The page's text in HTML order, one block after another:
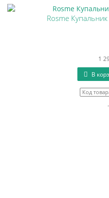
Rosme
1
В
Код